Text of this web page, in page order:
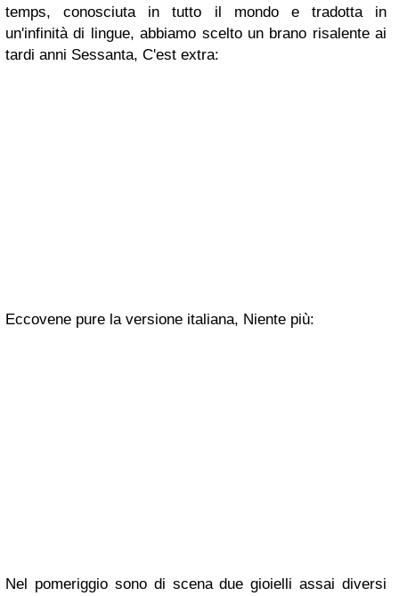
temps, conosciuta in tutto il mondo e tradotta in
un'infinità di lingue, abbiamo scelto un brano risalente ai
tardi anni Sessanta, C'est extra:
Eccovene pure la versione italiana, Niente più:
Nel pomeriggio sono di scena due gioielli assai diversi